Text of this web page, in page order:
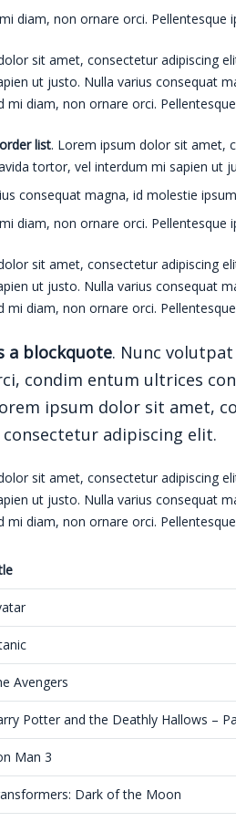
diam, non ornare orci.
sit amet, consectetur adipiscing
ut justo. Nulla varius consequat
mi diam, non ornare orci.
list. Lorem ipsum dolor sit amet,
tortor, vel interdum mi sapien ut
consequat magna, id molestie
diam, non ornare orci.
sit amet, consectetur adipiscing
ut justo. Nulla varius consequat
mi diam, non ornare orci.
a blockquote. Nunc
condim entum ultrices
ipsum dolor sit amet,
adipiscing elit.
sit amet, consectetur adipiscing
ut justo. Nulla varius consequat
mi diam, non ornare orci.
Avengers
Potter and the Deathly Hallows –
Man 3
Dark of the Moon